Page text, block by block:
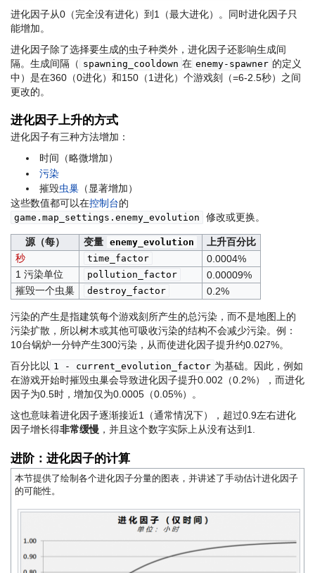
进化因子从0（完全没有进化）到1（最大进化）。同时进化因子只
能增加。
进化因子除了选择要生成的虫子种类外，进化因子还影响生成间
隔。生成间隔（ spawning_cooldown 在 enemy-spawner 的定义
中）是在360（0进化）和150（1进化）个游戏刻（=6-2.5秒）之间
更改的。
进化因子上升的方式
进化因子有三种方法增加：
时间（略微增加）
污染
摧毁虫巢 （显著增加）
这些数值都可以在控制台的
game.map_settings.enemy_evolution 修改或更换。
源（每） 变量 enemy_evolution
上升百分比
秒
time_factor
0.0004%
1 污染单位
pollution_factor
0.00009%
摧毁一个虫巢
destroy_factor 0.2%
污染的产生是指建筑每个游戏刻所产生的总污染，而不是地图上的
污染扩散，所以树木或其他可吸收污染的结构不会减少污染。例：
10台锅炉一分钟产生300污染，从而使进化因子提升约0.027%。
百分比以 1 - current_evolution_factor 为基础。因此，例如
在游戏开始时摧毁虫巢会导致进化因子提升0.002（0.2%），而进化
因子为0.5时，增加仅为0.0005（0.05%）。
这也意味着进化因子逐渐接近1（通常情况下），超过0.9左右进化
因子增长得非常缓慢 ，并且这个数字实际上从没有达到1.
进阶：进化因子的计算
本节提供了绘制各个进化因子分量的图表，并讲述了手动估计进化因子
的可能性。